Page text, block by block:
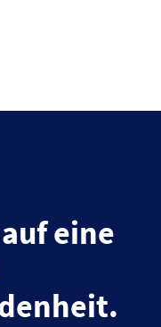
eine